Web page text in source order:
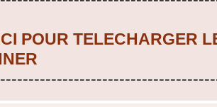
POUR TELECHARGER